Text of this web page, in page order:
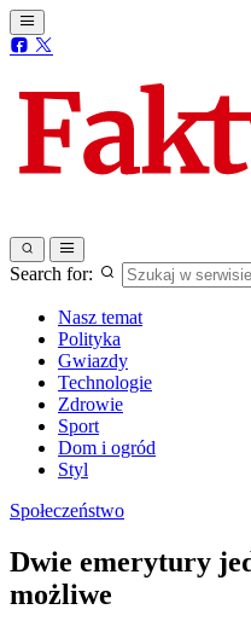
Search for:
Nasz temat
Polityka
Gwiazdy
Technologie
Zdrowie
Sport
Dom i ogród
Styl
Społeczeństwo
Dwie emerytury
możliwe